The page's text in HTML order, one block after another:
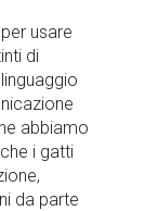
usare
di
abbiamo
i gatti
da parte